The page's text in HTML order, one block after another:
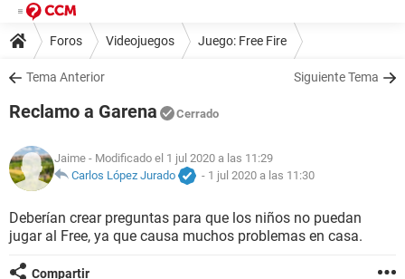
Foros Videojuegos Juego: Free Fire
Tema Anterior Siguiente Tema
Reclamo a Garena Cerrado
Jaime - Modificado el 1 jul 2020 a las 11:29
Carlos López Jurado
- 1 jul 2020 a las 11:30
Deberían crear preguntas para que los niños no puedan
jugar al Free, ya que causa muchos problemas en casa.
Compartir